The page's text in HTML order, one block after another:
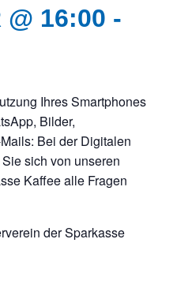
@ 16:00 -
Ihres Smartphones
Bilder,
Bei der Digitalen
sich von unseren
Kaffee alle Fragen
der Sparkasse